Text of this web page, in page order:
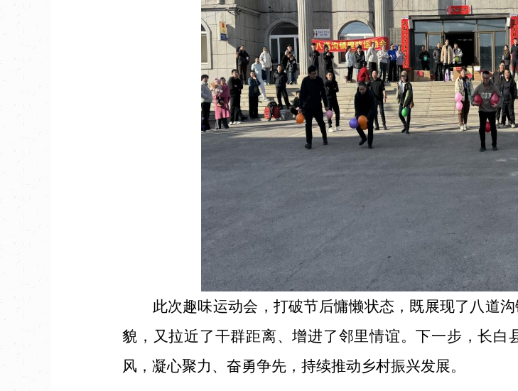
此次趣味运动会，打破节后慵懒状态，既展现了八道沟
貌，又拉近了干群距离、增进了邻里情谊。下一步，长
风，凝心聚力、奋勇争先，持续推动乡村振兴发展。